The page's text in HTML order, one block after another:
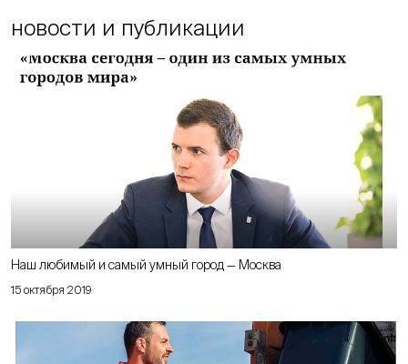
новости и публикации
15 октября 2019
Наш любимый и самый умный город — Москва